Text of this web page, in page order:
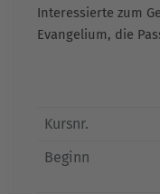
Interessierte zum
Evangelium, die
Kursnr.
Beginn